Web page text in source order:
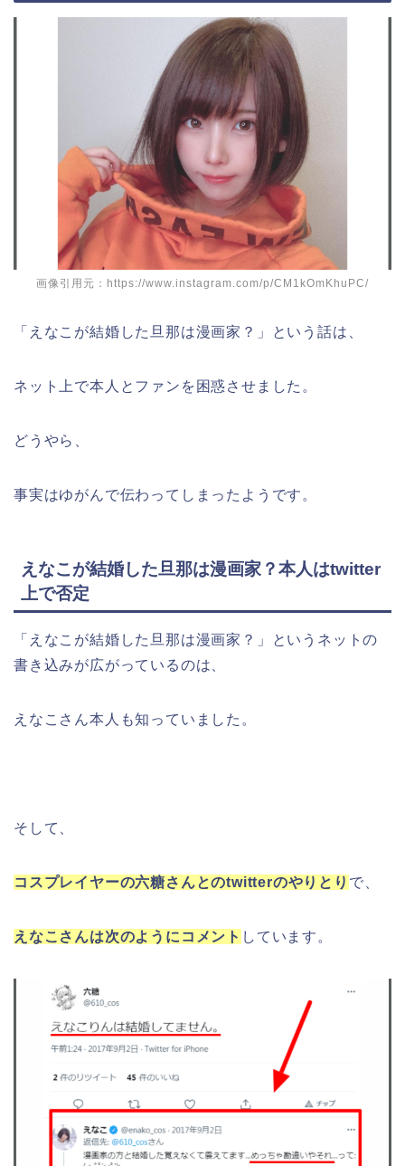
画像引用元：https://www.instagram.com/p/CM1kOmKhuPC/
「えなこが結婚した旦那は漫画家？」という話は、
ネット上で本人とファンを困惑させました。
どうやら、
事実はゆがんで伝わってしまったようです。
えなこが結婚した旦那は漫画家？本人はtwitter
上で否定
「えなこが結婚した旦那は漫画家？」というネットの
書き込みが広がっているのは、
えなこさん本人も知っていました。
そして、
コスプレイヤーの六糖さんとのtwitterのやりとり で、
えなこさんは次のようにコメント しています。